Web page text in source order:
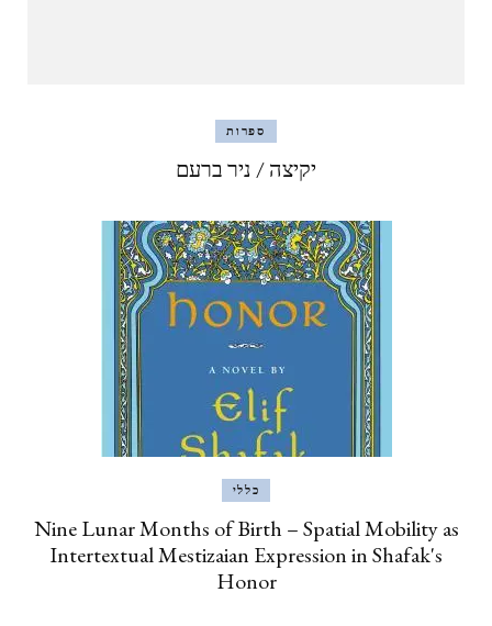
ספרות
יקיצה / ניר ברעם
כללי
Nine Lunar Months of Birth – Spatial Mobility as
Intertextual Mestizaian Expression in Shafak's
Honor